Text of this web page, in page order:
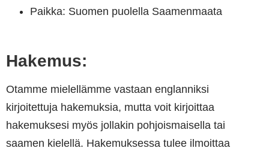
Paikka: Suomen puolella Saamenmaata
Hakemus:
Otamme mielellämme vastaan ​​englanniksi
kirjoitettuja hakemuksia, mutta voit kirjoittaa
hakemuksesi myös jollakin pohjoismaisella tai
saamen kielellä. Hakemuksessa tulee ilmoittaa